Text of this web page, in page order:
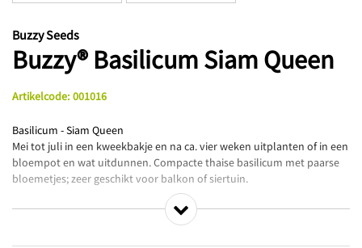
Buzzy Seeds
Buzzy® Basilicum Siam Queen
Artikelcode: 001016
Basilicum - Siam Queen
Mei tot juli in een kweekbakje en na ca. vier weken uitplanten of in een
bloempot en wat uitdunnen. Compacte thaise basilicum met paarse
bloemetjes; zeer geschikt voor balkon of siertuin.